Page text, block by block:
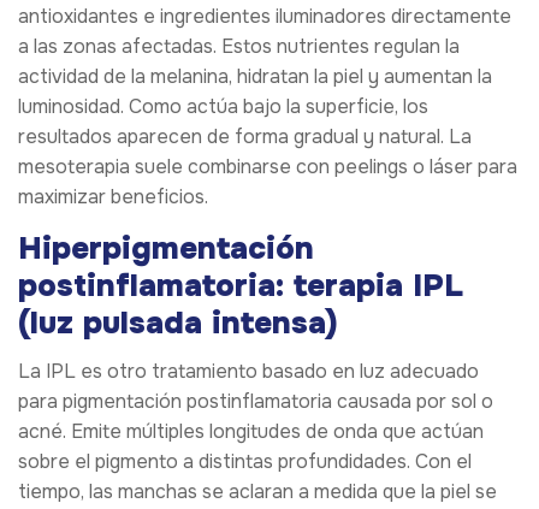
antioxidantes e ingredientes iluminadores directamente
a las zonas afectadas. Estos nutrientes regulan la
actividad de la melanina, hidratan la piel y aumentan la
luminosidad. Como actúa bajo la superficie, los
resultados aparecen de forma gradual y natural. La
mesoterapia suele combinarse con peelings o láser para
maximizar beneficios.
Hiperpigmentación
postinflamatoria: terapia IPL
(luz pulsada intensa)
La IPL es otro tratamiento basado en luz adecuado
para pigmentación postinflamatoria causada por sol o
acné. Emite múltiples longitudes de onda que actúan
sobre el pigmento a distintas profundidades. Con el
tiempo, las manchas se aclaran a medida que la piel se